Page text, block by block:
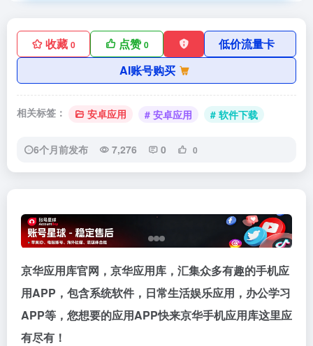
收藏 0 点赞0
低价流量卡
AI账号购买
相关标签： 安卓应用 # 安卓应用 # 软件下载
6个月前发布 7,276 0 0
京华应用库官网，京华应用库，汇集众多有趣的手机应
用APP，包含系统软件，日常生活娱乐应用，办公学习
APP等，您想要的应用APP快来京华手机应用库这里应
有尽有！